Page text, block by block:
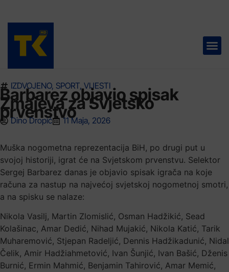
IZDVOJENO, SPORT, VIJESTI
Barbarez objavio spisak
Zmajeva za Svjetsko
prvenstvo
Dino Dropić 11 Maja, 2026
Muška nogometna reprezentacija BiH, po drugi put u
svojoj historiji, igrat će na Svjetskom prvenstvu. Selektor
Sergej Barbarez danas je objavio spisak igrača na koje
računa za nastup na najvećoj svjetskoj nogometnoj smotri,
a na spisku se nalaze:
Nikola Vasilj, Martin Zlomislić, Osman Hadžikić, Sead
Kolašinac, Amar Dedić, Nihad Mujakić, Nikola Katić, Tarik
Muharemović, Stjepan Radeljić, Dennis Hadžikadunić, Nidal
Čelik, Amir Hadžiahmetović, Ivan Šunjić, Ivan Bašić, Dženis
Burnić, Ermin Mahmić, Benjamin Tahirović, Amar Memić,